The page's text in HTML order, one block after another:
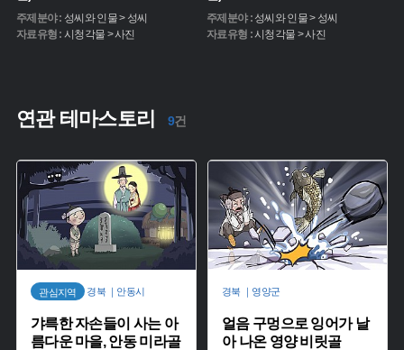
주제분야 : 성씨와 인물 > 성씨
자료유형 : 시청각물 > 사진
주제분야 :성씨와 인물 > 성씨
자료유형 :시청각물 > 사진
연관 테마스토리 9건
관심지역 경북 ｜안동시
갸륵한 자손들이 사는 아
름다운 마을, 안동 미라골
경북 ｜영양군
얼음 구멍으로 잉어가 날
아 나온 영양 비릿골